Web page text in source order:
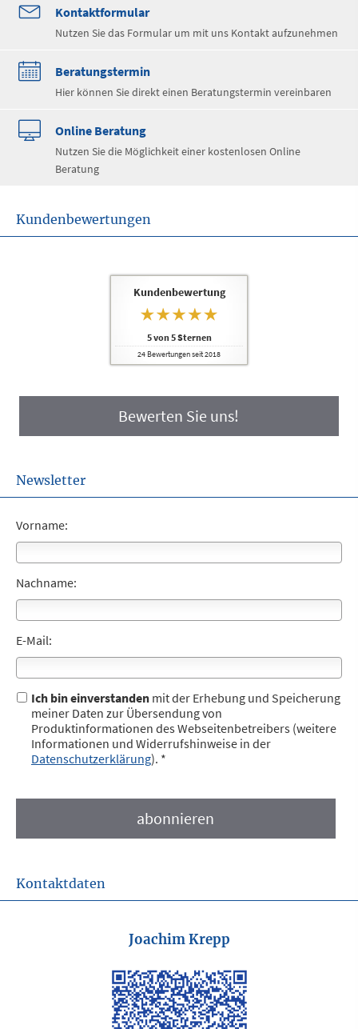
Kontaktformular
Nutzen Sie das Formular um mit uns Kontakt aufzunehmen
Beratungstermin
Hier können Sie direkt einen Beratungstermin vereinbaren
Online Beratung
Nutzen Sie die Möglichkeit einer kostenlosen Online
Beratung
Kundenbewertungen
Kundenbewertung
5von5Sternen
24 Bewertungen seit 2018
Bewerten Sie uns!
Newsletter
Vorname:
Nachname:
E-Mail:
Ich bin einverstanden mit der Erhebung und Speicherung
meiner Daten zur Übersendung von
Produktinformationen des Webseitenbetreibers (weitere
Informationen und Widerrufshinweise in der
Datenschutzerklärung). *
Kontaktdaten
Joachim Krepp